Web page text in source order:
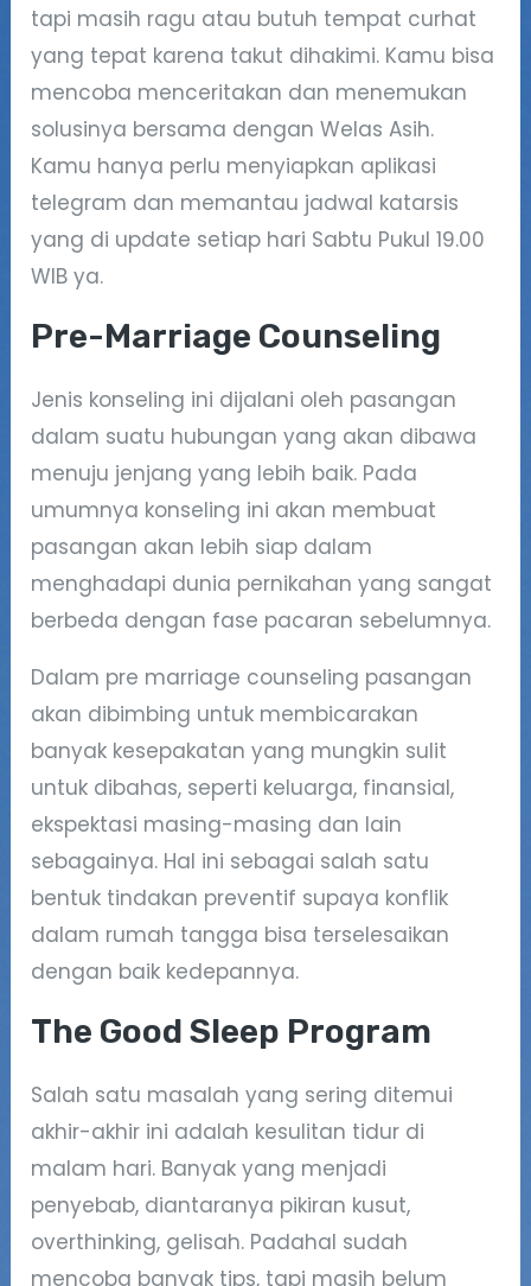
tapi masih ragu atau butuh tempat curhat
yang tepat karena takut dihakimi. Kamu bisa
mencoba menceritakan dan menemukan
solusinya bersama dengan Welas Asih.
Kamu hanya perlu menyiapkan aplikasi
telegram dan memantau jadwal katarsis
yang di update setiap hari Sabtu Pukul 19.00
WIB ya.
Pre-Marriage Counseling
Jenis konseling ini dijalani oleh pasangan
dalam suatu hubungan yang akan dibawa
menuju jenjang yang lebih baik. Pada
umumnya konseling ini akan membuat
pasangan akan lebih siap dalam
menghadapi dunia pernikahan yang sangat
berbeda dengan fase pacaran sebelumnya.
Dalam pre marriage counseling pasangan
akan dibimbing untuk membicarakan
banyak kesepakatan yang mungkin sulit
untuk dibahas, seperti keluarga, finansial,
ekspektasi masing-masing dan lain
sebagainya. Hal ini sebagai salah satu
bentuk tindakan preventif supaya konflik
dalam rumah tangga bisa terselesaikan
dengan baik kedepannya.
The Good Sleep Program
Salah satu masalah yang sering ditemui
akhir-akhir ini adalah kesulitan tidur di
malam hari. Banyak yang menjadi
penyebab, diantaranya pikiran kusut,
overthinking, gelisah. Padahal sudah
mencoba banyak tips, tapi masih belum